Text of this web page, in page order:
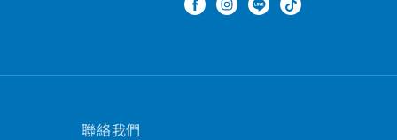
聯絡我們